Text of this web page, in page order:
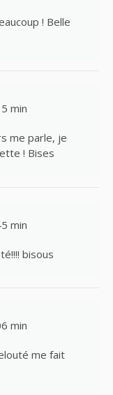
! Belle
min
me parle, je
! Bises
min
bisous
min
me fait